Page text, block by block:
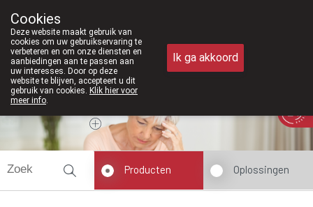
we voortaan ook weer op zaterdag open van 8u30 tot 12u30.
011/610300
Vandaag
Producten Oplossingen
Cookies
Deze website maakt gebruik van
cookies om uw gebruikservaring te
verbeteren en om onze diensten en
aanbiedingen aan te passen aan
uw interesses. Door op deze
website te blijven, accepteert u dit
gebruik van cookies. Klik hier voor
meer info.
Ik ga akkoord